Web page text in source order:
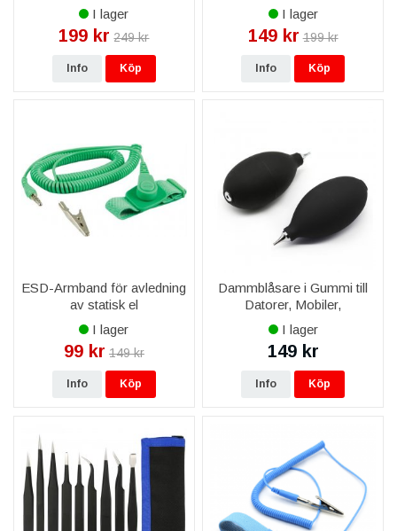
M
I lager
199 kr 249 kr
Info Köp
M
I lager
149 kr 199 kr
Info Köp
ESD-Armband för avledning
av statisk el
I lager
99 kr 149 kr
Info Köp
Dammblåsare i Gummi till
Datorer, Mobiler,
Kameralins
I lager
149 kr
Info Köp